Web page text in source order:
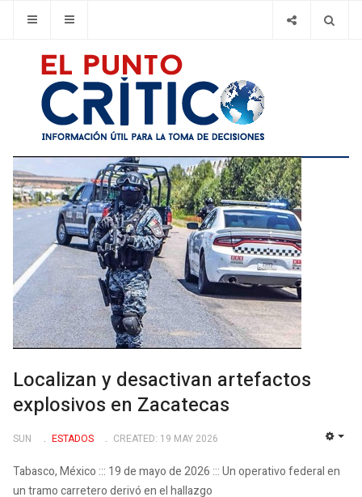
Localizan y desactivan artefactos
explosivos en Zacatecas
SUN ESTADOS CREATED: 19 MAY 2026
Tabasco, México ::: 19 de mayo de 2026 ::: Un operativo federal en
un tramo carretero derivó en el hallazgo